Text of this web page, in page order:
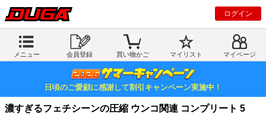
ログイン
メニュー 会員登録 買い物かご マイリスト マイページ
日頃のご愛顧に感謝して割引キャンペーン実施中！
濃すぎるフェチシーンの圧縮 ウンコ関連 コンプリート 5